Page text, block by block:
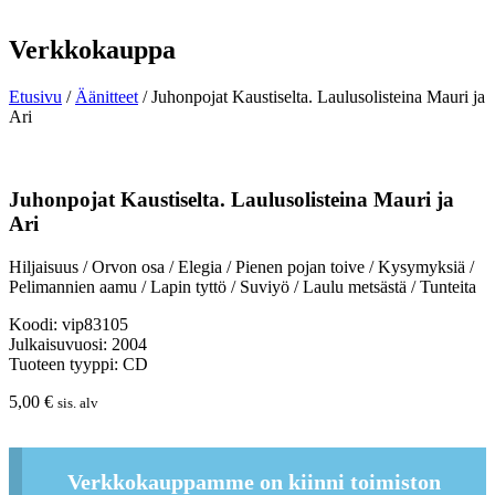
Verkkokauppa
Etusivu / Äänitteet / Juhonpojat Kaustiselta. Laulusolisteina Mauri ja
Ari
Juhonpojat Kaustiselta. Laulusolisteina Mauri ja
Ari
Hiljaisuus / Orvon osa / Elegia / Pienen pojan toive / Kysymyksiä /
Pelimannien aamu / Lapin tyttö / Suviyö / Laulu metsästä / Tunteita
Koodi: vip83105
Julkaisuvuosi: 2004
Tuoteen tyyppi: CD
5,00 € sis. alv
Verkkokauppamme on kiinni toimiston